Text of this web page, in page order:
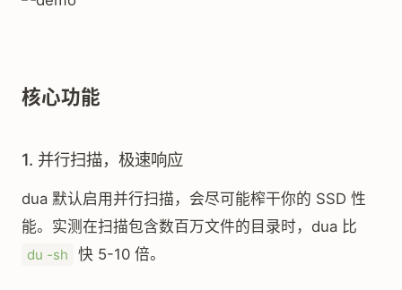
核心功能
1. 并行扫描，极速响应
dua 默认启用并行扫描，会尽可能榨干你的 SSD 性
能。实测在扫描包含数百万文件的目录时，dua 比
du -sh 快 5-10 倍。